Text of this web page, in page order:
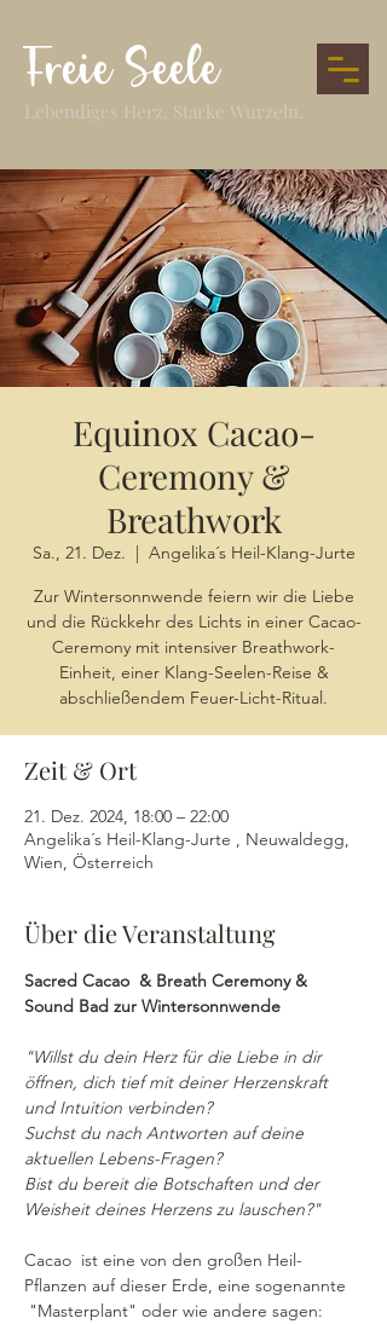
Freie Seele
Lebendiges Herz. Starke Wurzeln.
Equinox Cacao-
Ceremony &
Breathwork
Sa., 21. Dez.
  |
Angelika´s Heil-Klang-Jurte
Zur Wintersonnwende feiern wir die Liebe
und die Rückkehr des Lichts in einer Cacao-
Ceremony mit intensiver Breathwork-
Einheit, einer Klang-Seelen-Reise &
abschließendem Feuer-Licht-Ritual.
Zeit & Ort
21. Dez. 2024, 18:00 – 22:00
Angelika´s Heil-Klang-Jurte , Neuwaldegg,
Wien, Österreich
Über die Veranstaltung
Sacred Cacao  & Breath Ceremony &
Sound Bad zur Wintersonnwende
"Willst du dein Herz für die Liebe in dir
öffnen, dich tief mit deiner Herzenskraft
und Intuition verbinden?
Suchst du nach Antworten auf deine
aktuellen Lebens-Fragen?
Bist du bereit die Botschaften und der
Weisheit deines Herzens zu lauschen?"
Cacao  ist eine von den großen Heil-
Pflanzen auf dieser Erde, eine sogenannte
"Masterplant" oder wie andere sagen: